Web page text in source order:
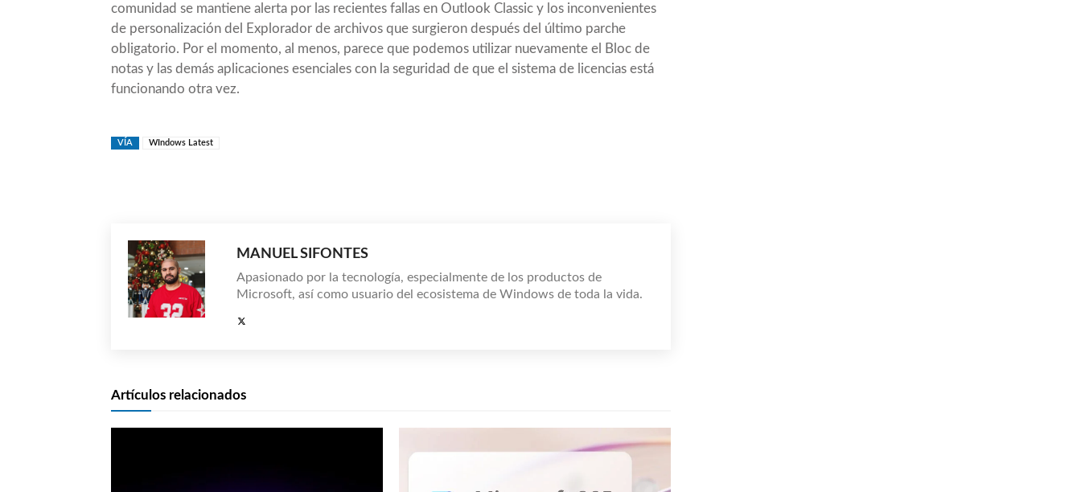
comunidad se mantiene alerta por las recientes fallas en Outlook Classic y los inconvenientes
de personalización del Explorador de archivos que surgieron después del último parche
obligatorio. Por el momento, al menos, parece que podemos utilizar nuevamente el Bloc de
notas y las demás aplicaciones esenciales con la seguridad de que el sistema de licencias está
funcionando otra vez.
VÍA WIndows Latest
MANUEL SIFONTES
Apasionado por la tecnología, especialmente de los productos de
Microsoft, así como usuario del ecosistema de Windows de toda la vida.
Artículos relacionados